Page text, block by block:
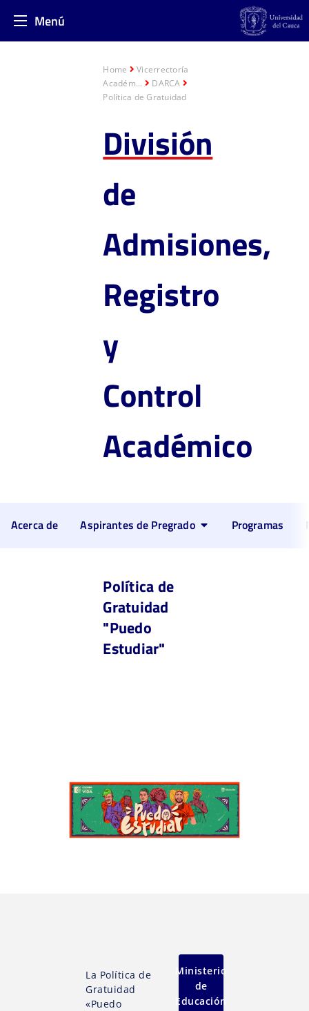
Menú
Home
Vicerrectoría
Académ...
DARCA
Política de Gratuidad
División
de
Admisiones,
Registro
y
Control
Académico
Acerca de Aspirantes de Pregrado Programas
Política de
Gratuidad
"Puedo
Estudiar"
La Política de
Gratuidad
«Puedo
Ministerio
de
Educación